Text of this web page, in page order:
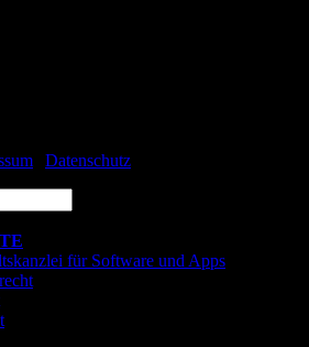
Datenschutz
für Software und Apps